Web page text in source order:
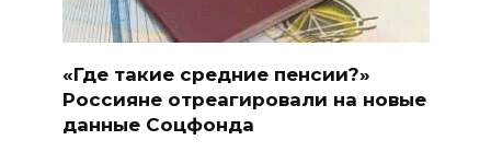
«Где такие средние пенсии?»
Россияне отреагировали на новые
данные Соцфонда